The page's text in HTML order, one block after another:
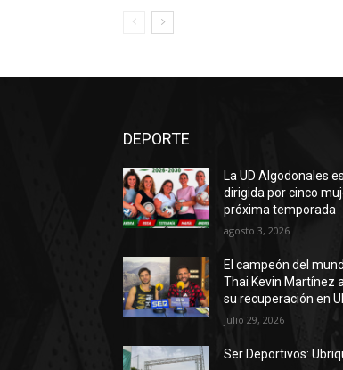
DEPORTE
La UD Algodonales
dirigida por cinco
próxima temporada
agosto 3, 2026
El campeón del
Thai Kevin Martínez
su recuperación en
julio 29, 2026
Ser Deportivos: